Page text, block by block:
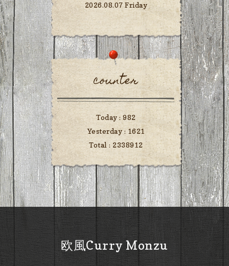
2026.08.07 Friday
counter
Today :982
Yesterday : 1621
Total : 2338912
欧風Curry Monzu